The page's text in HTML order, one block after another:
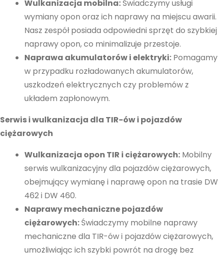
Wulkanizacja mobilna:Świadczymy usługi
wymiany opon oraz ich naprawy na miejscu awarii.
Nasz zespół posiada odpowiedni sprzęt do szybkiej
naprawy opon, co minimalizuje przestoje.
Naprawa akumulatorów i elektryki: Pomagamy
w przypadku rozładowanych akumulatorów,
uszkodzeń elektrycznych czy problemów z
układem zapłonowym.
Serwis i wulkanizacja dla TIR-ów i pojazdów
ciężarowych
Wulkanizacja opon TIR i ciężarowych: Mobilny
serwis wulkanizacyjny dla pojazdów ciężarowych,
obejmujący wymianę i naprawę opon na trasie DW
462 i DW 460.
Naprawy mechaniczne pojazdów
ciężarowych:Świadczymy mobilne naprawy
mechaniczne dla TIR-ów i pojazdów ciężarowych,
umożliwiając ich szybki powrót na drogę bez